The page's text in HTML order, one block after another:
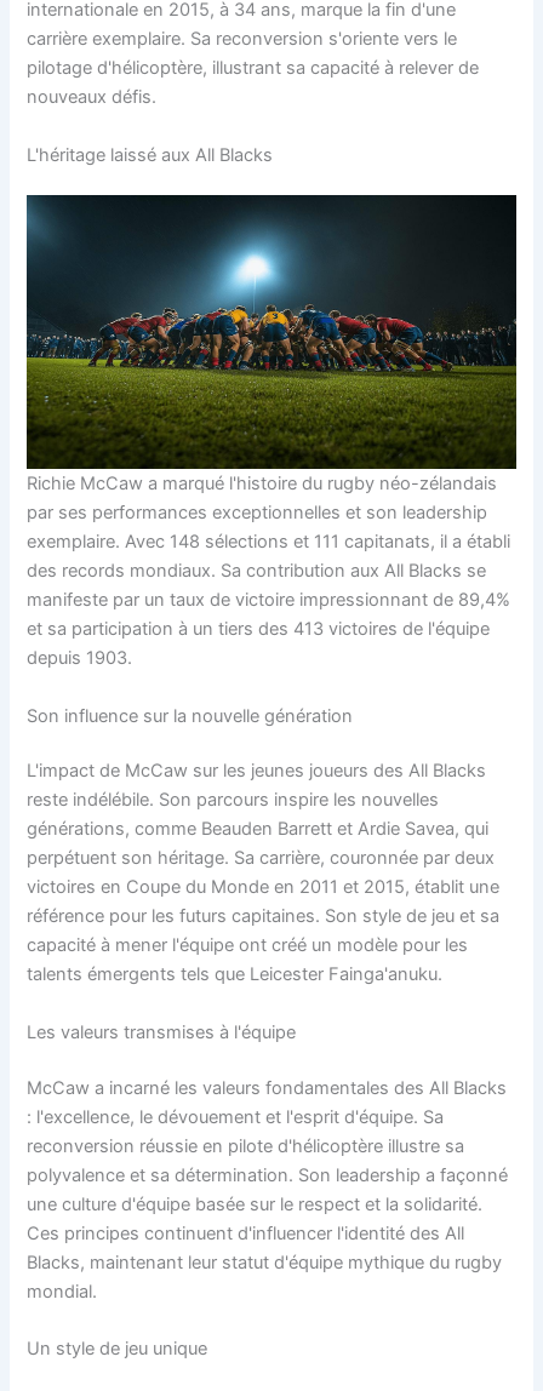
internationale en 2015, à 34 ans, marque la fin d'une
carrière exemplaire. Sa reconversion s'oriente vers le
pilotage d'hélicoptère, illustrant sa capacité à relever de
nouveaux défis.
L'héritage laissé aux All Blacks
Richie McCaw a marqué l'histoire du rugby néo-zélandais
par ses performances exceptionnelles et son leadership
exemplaire. Avec 148 sélections et 111 capitanats, il a établi
des records mondiaux. Sa contribution aux All Blacks se
manifeste par un taux de victoire impressionnant de 89,4%
et sa participation à un tiers des 413 victoires de l'équipe
depuis 1903.
Son influence sur la nouvelle génération
L'impact de McCaw sur les jeunes joueurs des All Blacks
reste indélébile. Son parcours inspire les nouvelles
générations, comme Beauden Barrett et Ardie Savea, qui
perpétuent son héritage. Sa carrière, couronnée par deux
victoires en Coupe du Monde en 2011 et 2015, établit une
référence pour les futurs capitaines. Son style de jeu et sa
capacité à mener l'équipe ont créé un modèle pour les
talents émergents tels que Leicester Fainga'anuku.
Les valeurs transmises à l'équipe
McCaw a incarné les valeurs fondamentales des All Blacks
: l'excellence, le dévouement et l'esprit d'équipe. Sa
reconversion réussie en pilote d'hélicoptère illustre sa
polyvalence et sa détermination. Son leadership a façonné
une culture d'équipe basée sur le respect et la solidarité.
Ces principes continuent d'influencer l'identité des All
Blacks, maintenant leur statut d'équipe mythique du rugby
mondial.
Un style de jeu unique